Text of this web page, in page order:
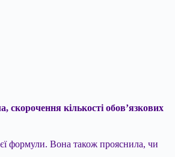
скорочення кількості обов’язкових
формули. Вона також прояснила, чи